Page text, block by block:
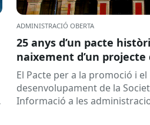
ADMINISTRACIÓ OBERTA
25 anys d’un pacte
naixement d’un
El Pacte per a la promoció i el
desenvolupament de la
Informació a les